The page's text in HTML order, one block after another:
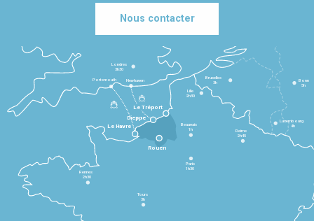
Nous contacter
Le Havre
Dieppe
Le Tréport
Rennes
2h30
Tours
3h
Paris
1h30
Beauvais
1h
Reims
2h45
Lille
2h30
Bruxelles
3h
Londres
3h30
Newhaven
Portsmouth
Bonn
5h
Luxembourg
4h
Rouen